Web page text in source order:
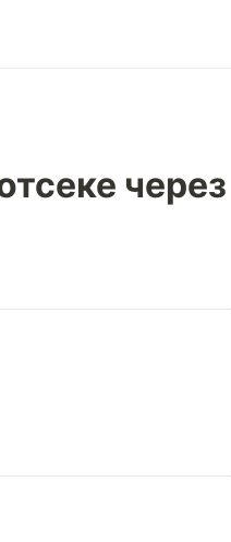
через